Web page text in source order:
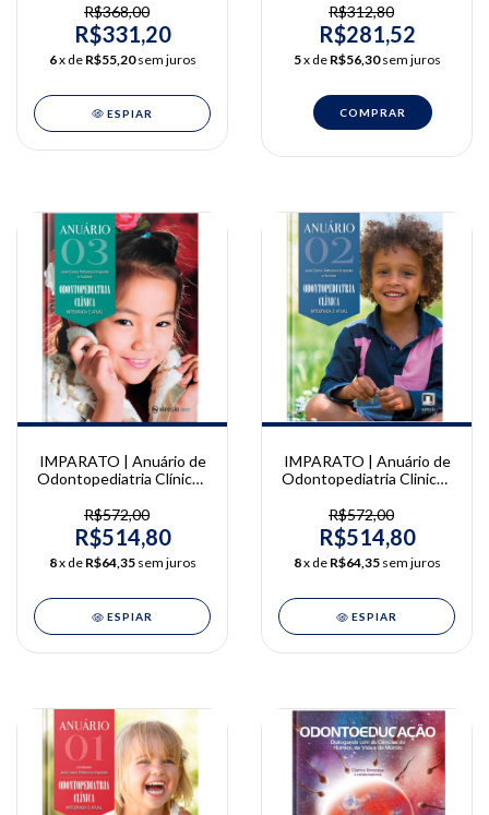
Estado Atual da Arte -
Educação, Diagnóstico e
Intervenção Estético
Funcional | Danilo
Feres, Ueide Fernando
Fontana
R$368,00
R$331,20
6x de R$55,20 sem juros
ESPIAR
Estado Atual da Arte -
Educação, Diagnóstico e
Intervenção Estético
Funcional | Danilo
Feres, Ueide Fernando
Fontana
R$312,80
R$281,52
5x de R$56,30 sem juros
IMPARATO | Anuário de
Odontopediatria Clínica -
José Carlos Pettorossi
Imparato
R$572,00
R$514,80
8x de R$64,35 sem juros
ESPIAR
IMPARATO | Anuário de
Odontopediatria Clinica -
José Carlos Pettorossi
Imparato
R$572,00
R$514,80
8x de R$64,35 sem juros
ESPIAR